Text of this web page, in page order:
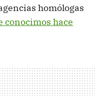
homólogas
conocimos hace